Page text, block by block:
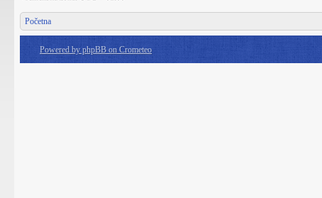
Početna
Powered by phpBB on Crometeo